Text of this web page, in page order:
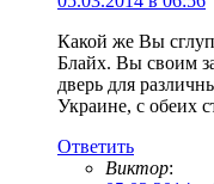
Какой же Вы
Блайх. Вы своим
дверь для
Украине, с обеих
Ответить
Виктор: